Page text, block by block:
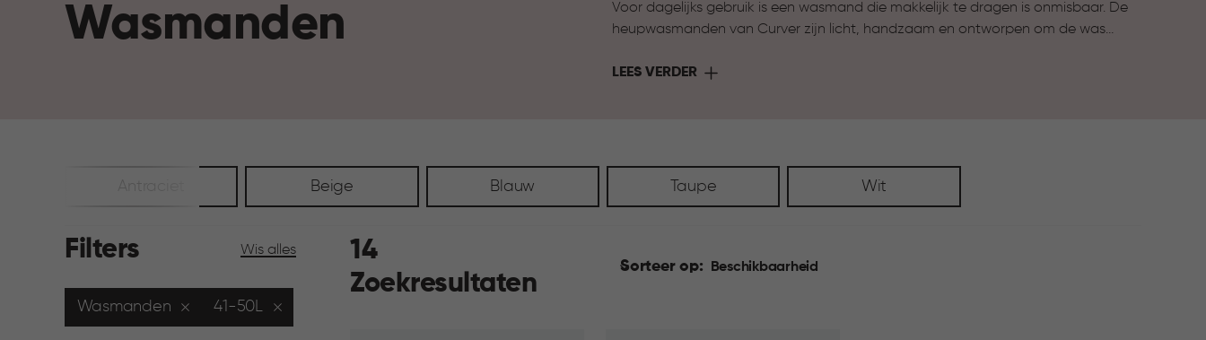
Wasmanden
Voor dagelijks gebruik is een wasmand die makkelijk te dragen is onmisbaar. De
heupwasmanden van Curver zijn licht, handzaam en ontworpen om de was
LEES VERDER
Beige Blauw Taupe Wit
Filters Wis alles
Wasmanden 41-50L
Sorteer op: Beschikbaarheid
14
Zoekresultaten